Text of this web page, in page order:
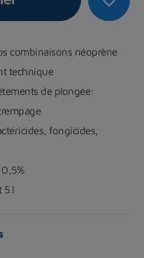
combinaisons néoprène
technique
de plongée:
fongicides,
5 l